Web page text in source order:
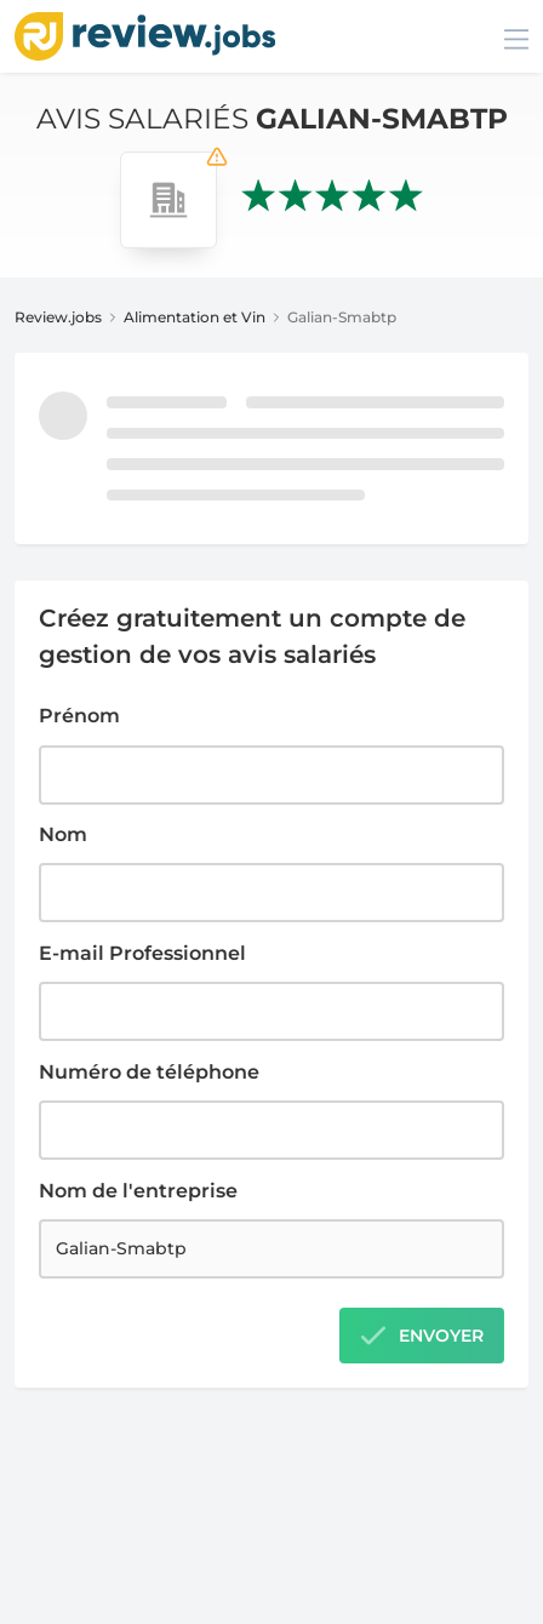
AVIS SALARIÉS GALIAN-SMABTP
Review.jobs Alimentation et Vin Galian-Smabtp
Créez gratuitement un compte de
gestion de vos avis salariés
Prénom
Nom
E-mail Professionnel
Numéro de téléphone
Nom de l'entreprise
ENVOYER